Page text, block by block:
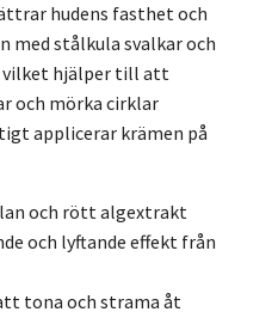
hudens fasthet och
med stålkula svalkar och
vilket hjälper till att
och mörka cirklar
applicerar krämen på
och rött algextrakt
och lyftande effekt från
tona och strama åt